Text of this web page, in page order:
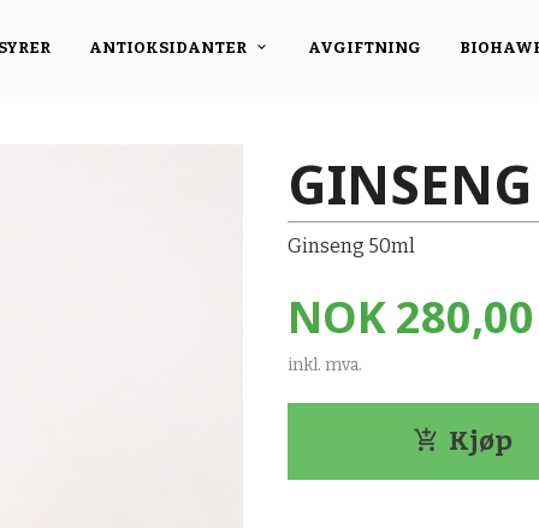
ANTIOKSIDANTER AVGIFTNING
Ginseng 50ml
Pris
NOK280,00
inkl. mva.
Kjøp